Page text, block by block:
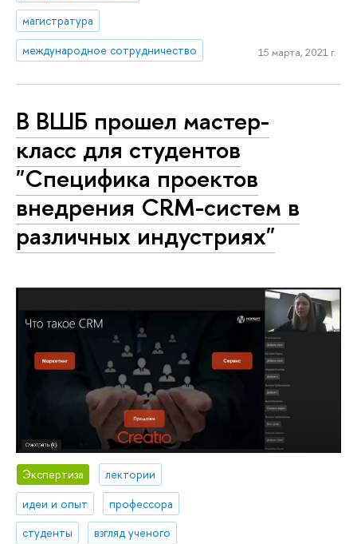
магистратура
международное сотрудничество
15 марта, 2021 г.
В ВШБ прошел мастер-
класс для студентов
"Специфика проектов
внедрения CRM-систем в
различных индустриях"
Экспертиза
лектории
идеи и опыт
профессора
студенты
взгляд ученого